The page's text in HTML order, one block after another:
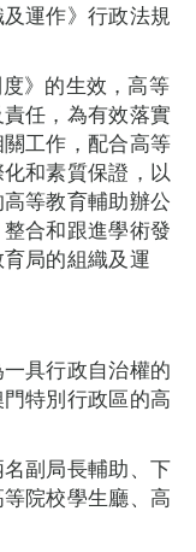
運作》行政法規
》的生效，高等
任，為有效落實
工作，配合高等
和素質保證，以
等教育輔助辦公
合和跟進學術發
局的組織及運
具行政自治權的
特別行政區的高
副局長輔助、下
院校學生廳、高